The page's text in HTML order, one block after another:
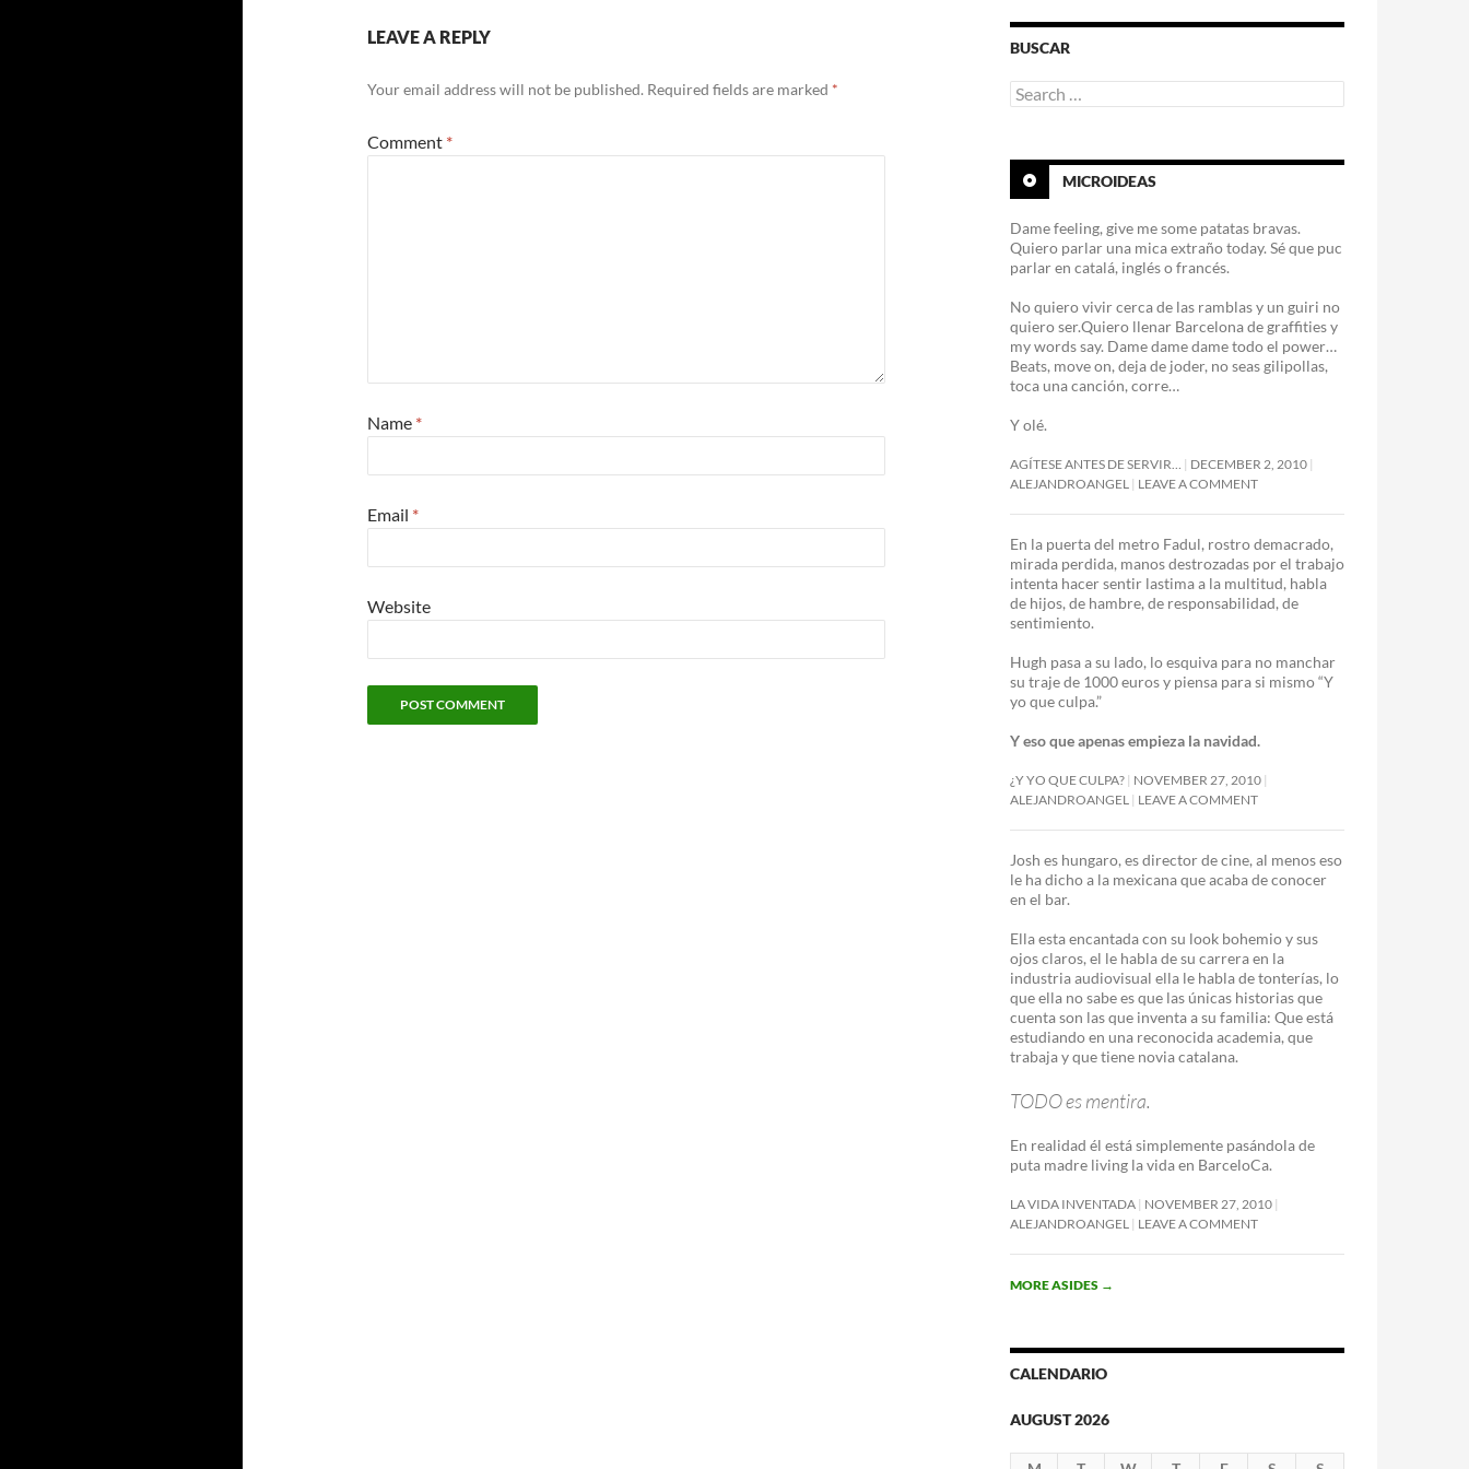
LEAVE A REPLY
Your email address will not be published. Required fields are marked *
Comment *
Name *
Email *
Website
BUSCAR
Search
for:
MICROIDEAS
Dame feeling, give me some patatas bravas.
Quiero parlar una mica extraño today. Sé que puc
parlar en catalá, inglés o francés.
No quiero vivir cerca de las ramblas y un guiri no
quiero ser.Quiero llenar Barcelona de graffities y
my words say. Dame dame dame todo el power…
Beats, move on, deja de joder, no seas gilipollas,
toca una canción, corre…
Y olé.
AGÍTESE ANTES DE SERVIR…
DECEMBER 2, 2010
ALEJANDROANGEL LEAVE A COMMENT
En la puerta del metro Fadul, rostro demacrado,
mirada perdida, manos destrozadas por el trabajo
intenta hacer sentir lastima a la multitud, habla
de hijos, de hambre, de responsabilidad, de
sentimiento.
Hugh pasa a su lado, lo esquiva para no manchar
su traje de 1000 euros y piensa para si mismo “Y
yo que culpa.”
Y eso que apenas empieza la navidad.
¿Y YO QUE CULPA? NOVEMBER 27, 2010
ALEJANDROANGEL LEAVE A COMMENT
Josh es hungaro, es director de cine, al menos eso
le ha dicho a la mexicana que acaba de conocer
en el bar.
Ella esta encantada con su look bohemio y sus
ojos claros, el le habla de su carrera en la
industria audiovisual ella le habla de tonterías, lo
que ella no sabe es que las únicas historias que
cuenta son las que inventa a su familia: Que está
estudiando en una reconocida academia, que
trabaja y que tiene novia catalana.
TODO es mentira.
En realidad él está simplemente pasándola de
puta madre living la vida en BarceloCa.
LA VIDA INVENTADA NOVEMBER 27, 2010
ALEJANDROANGEL LEAVE A COMMENT
MORE ASIDES →
CALENDARIO
AUGUST 2026